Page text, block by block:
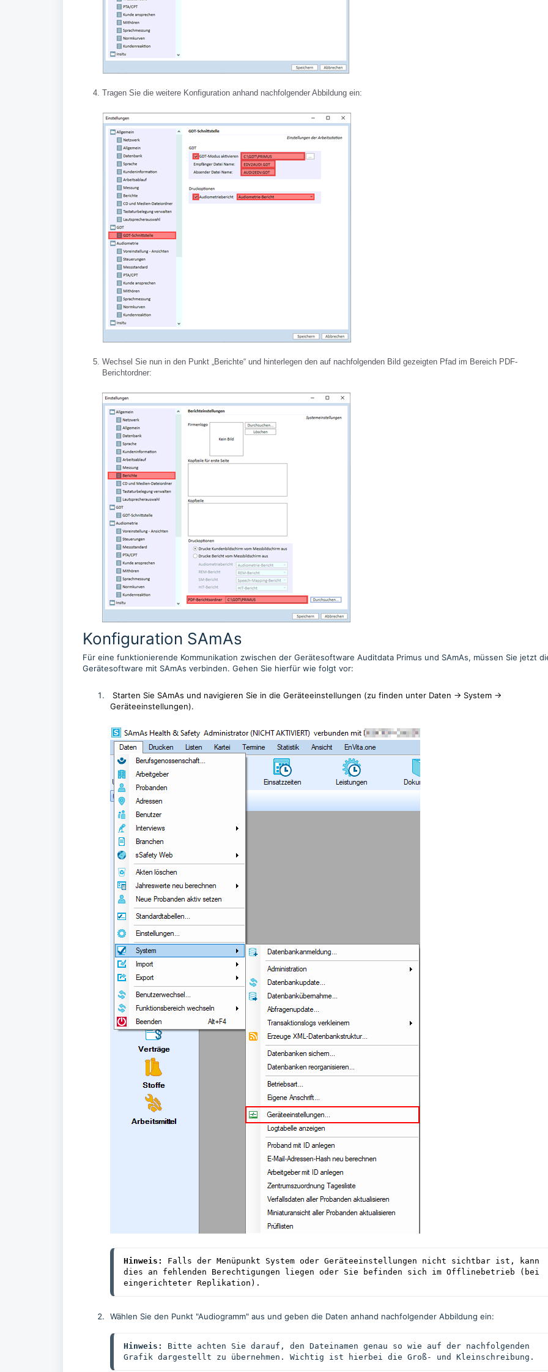
Tragen Sie die weitere Konfiguration anhand nachfolgender Abbildung ein:
Wechsel Sie nun in den Punkt „Berichte“ und hinterlegen den auf nachfolgenden Bild gezeigten Pfad im Bereich PDF-
Berichtordner:
Konfiguration SAmAs
Für eine funktionierende Kommunikation zwischen der Gerätesoftware Auditdata Primus und SAmAs, müssen Sie jetzt
Gerätesoftware mit SAmAs verbinden. Gehen Sie hierfür wie folgt vor:
Starten Sie SAmAs und navigieren Sie in die Geräteeinstellungen (zu finden unter Daten -> System ->
Geräteeinstellungen).
Hinweis:
Falls der Menüpunkt System oder Geräteeinstellungen nicht sichtbar ist, kann
dies an fehlenden Berechtigungen liegen oder Sie befinden sich im Offlinebetrieb (bei
eingerichteter Replikation).
Wählen Sie den Punkt "Audiogramm" aus und geben die Daten anhand nachfolgender Abbildung ein:
Hinweis:
Bitte achten Sie darauf, den Dateinamen genau so wie auf der nachfolgenden
Grafik dargestellt zu übernehmen. Wichtig ist hierbei die Groß- und Kleinschreibung.